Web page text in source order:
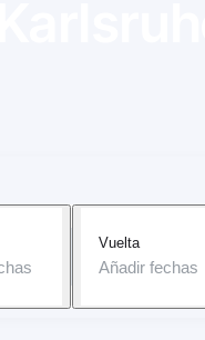
Vuelta
Añadir fechas